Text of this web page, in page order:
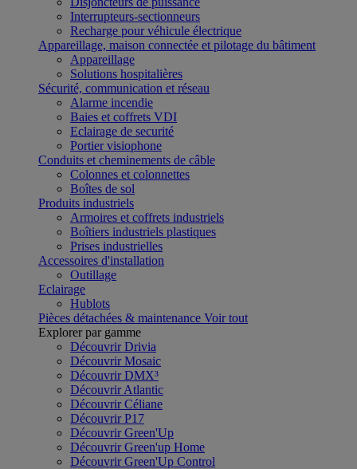
Interrupteurs-sectionneurs
Recharge pour véhicule électrique
Appareillage, maison connectée et pilotage du bâtiment
Appareillage
Solutions hospitalières
Sécurité, communication et réseau
Alarme incendie
Baies et coffrets VDI
Eclairage de securité
Portier visiophone
Conduits et cheminements de câble
Colonnes et colonnettes
Boîtes de sol
Produits industriels
Armoires et coffrets industriels
Boîtiers industriels plastiques
Prises industrielles
Accessoires d'installation
Outillage
Eclairage
Hublots
Pièces détachées & maintenance Voir tout
Explorer par gamme
Découvrir Drivia
Découvrir Mosaic
Découvrir DMX³
Découvrir Atlantic
Découvrir Céliane
Découvrir P17
Découvrir Green'Up
Découvrir Green'up Home
Découvrir Green'Up Control